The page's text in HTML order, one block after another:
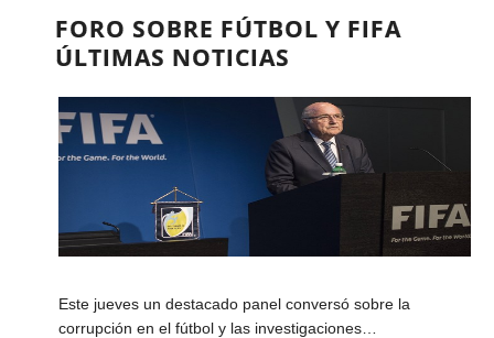
FORO SOBRE FÚTBOL Y FIFA
ÚLTIMAS NOTICIAS
Este jueves un destacado panel conversó sobre la
corrupción en el fútbol y las investigaciones…